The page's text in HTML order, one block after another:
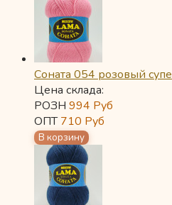
Соната 054 розовый
Цена склада:
РОЗН 994 Руб
ОПТ710 Руб